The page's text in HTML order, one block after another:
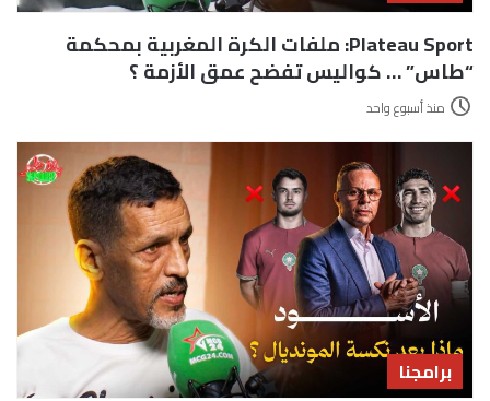
Plateau Sport: ملفات الكرة المغربية بمحكمة
“طاس” … كواليس تفضح عمق الأزمة ؟
منذ أسبوع واحد
برامجنا